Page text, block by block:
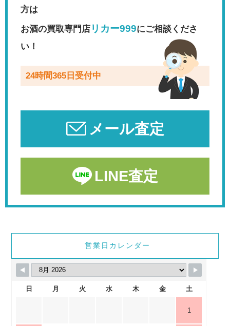
方は
お酒の買取専門店 リカー999にご相談くださ
い！
24時間365日受付中
メール査定
LINE査定
営業日カレンダー
日 月 火 水 木 金 土
1